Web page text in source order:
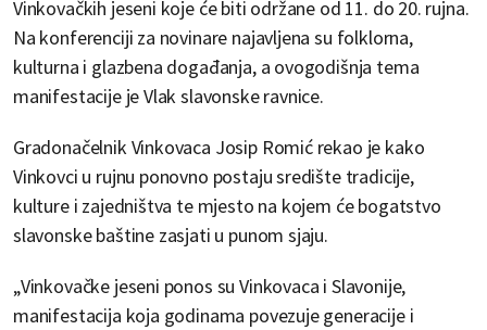
Vinkovačkih jeseni koje će biti održane od 11. do 20. rujna.
Na konferenciji za novinare najavljena su folklorna,
kulturna i glazbena događanja, a ovogodišnja tema
manifestacije je Vlak slavonske ravnice.
Gradonačelnik Vinkovaca Josip Romić rekao je kako
Vinkovci u rujnu ponovno postaju središte tradicije,
kulture i zajedništva te mjesto na kojem će bogatstvo
slavonske baštine zasjati u punom sjaju.
„Vinkovačke jeseni ponos su Vinkovaca i Slavonije,
manifestacija koja godinama povezuje generacije i